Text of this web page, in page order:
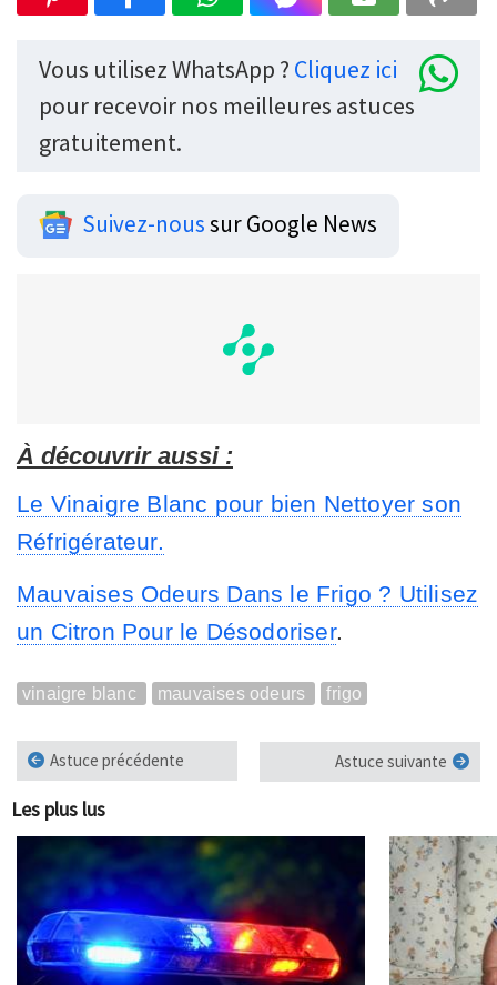
Vous utilisez WhatsApp ? Cliquez ici
pour recevoir nos meilleures astuces
gratuitement.
Suivez-noussur Google News
À découvrir aussi :
Le Vinaigre Blanc pour bien Nettoyer son
Réfrigérateur.
Mauvaises Odeurs Dans le Frigo ? Utilisez
un Citron Pour le Désodoriser.
vinaigre blanc mauvaises odeurs frigo
Astuce précédente Astuce suivante
Les plus lus